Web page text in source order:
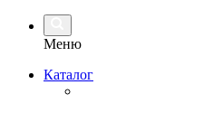
Меню
Каталог